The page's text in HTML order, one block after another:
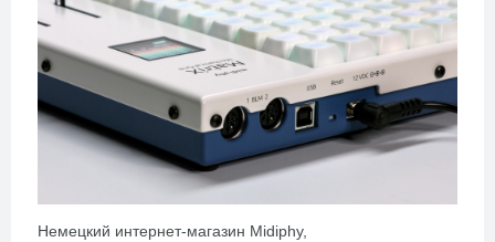
Немецкий интернет-магазин Midiphy,